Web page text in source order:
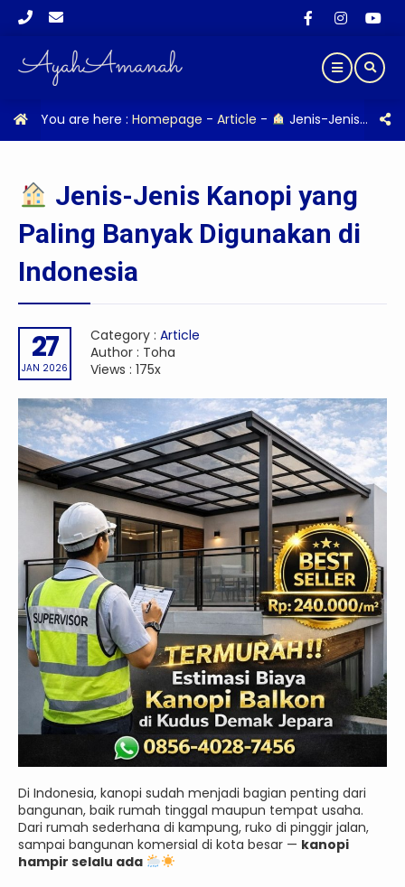
You are here : Homepage - Article - Jenis-Jenis Kanopi yang Paling Banyak Digunakan di Indonesia
Jenis-Jenis Kanopi yang
Paling Banyak Digunakan di
Indonesia
27
JAN 2026
Category : Article
Author : Toha
Views : 175x
Di Indonesia, kanopi sudah menjadi bagian penting dari
bangunan, baik rumah tinggal maupun tempat usaha.
Dari rumah sederhana di kampung, ruko di pinggir jalan,
sampai bangunan komersial di kota besar — kanopi
hampir selalu ada